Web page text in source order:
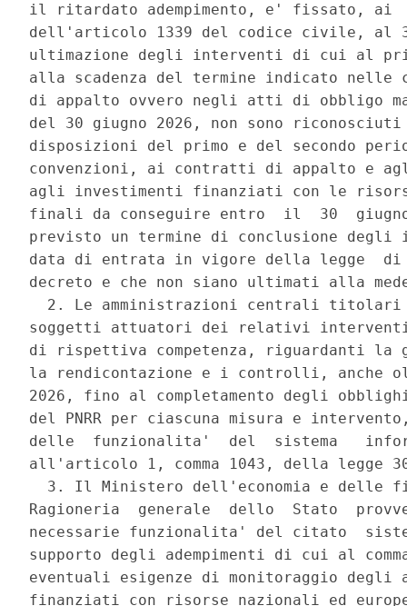
il ritardato adempimento, e' fissato,
dell'articolo 1339 del codice civile, al
ultimazione degli interventi di cui al
alla scadenza del termine indicato
di appalto ovvero negli atti di obbligo
del 30 giugno 2026, non sono
disposizioni del primo e del secondo
convenzioni, ai contratti di appalto e
agli investimenti finanziati con le
finali da conseguire entro  il  30
previsto un termine di conclusione
data di entrata in vigore della legge  di
decreto e che non siano ultimati alla
2. Le amministrazioni centrali
soggetti attuatori dei relativi interventi
di rispettiva competenza, riguardanti la
la rendicontazione e i controlli, anche
2026, fino al completamento degli
del PNRR per ciascuna misura e
delle  funzionalita'  del  sistema
all'articolo 1, comma 1043, della legge
3. Il Ministero dell'economia e delle
Ragioneria  generale  dello  Stato
necessarie funzionalita' del citato
supporto degli adempimenti di cui al
eventuali esigenze di monitoraggio
finanziati con risorse nazionali ed